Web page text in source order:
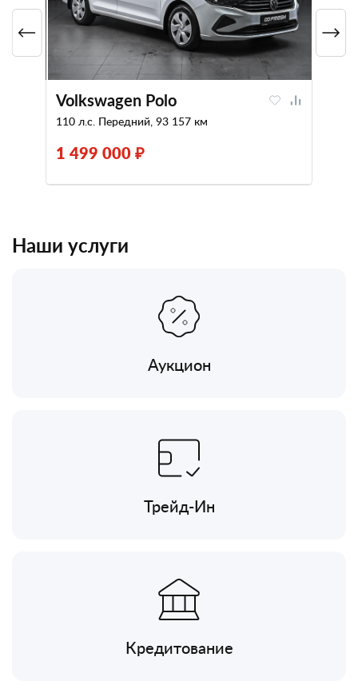
Volkswagen Polo
110 л.с. Передний, 93 157 км
1 499 000 ₽
Наши услуги
Аукцион
Трейд-Ин
Кредитование